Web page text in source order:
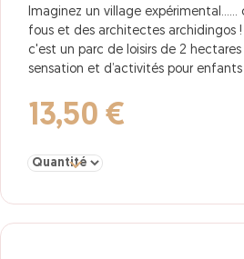
Imaginez un village expérimental...…
fous et des architectes archidingos !
c'est un parc de loisirs de 2
sensation et d’activités pour
13,50 €
Sélectionner la quantité pour enfant